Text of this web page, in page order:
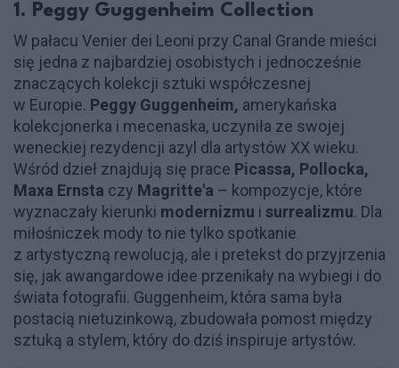
1. Peggy Guggenheim Collection
W pałacu Venier dei Leoni przy Canal Grande mieści
się jedna z najbardziej osobistych i jednocześnie
znaczących kolekcji sztuki współczesnej
w Europie. Peggy Guggenheim, amerykańska
kolekcjonerka i mecenaska, uczyniła ze swojej
weneckiej rezydencji azyl dla artystów XX wieku.
Wśród dzieł znajdują się prace Picassa, Pollocka,
Maxa Ernsta czy Magritte'a – kompozycje, które
wyznaczały kierunki modernizmu i surrealizmu. Dla
miłośniczek mody to nie tylko spotkanie
z artystyczną rewolucją, ale i pretekst do przyjrzenia
się, jak awangardowe idee przenikały na wybiegi i do
świata fotografii. Guggenheim, która sama była
postacią nietuzinkową, zbudowała pomost między
sztuką a stylem, który do dziś inspiruje artystów.